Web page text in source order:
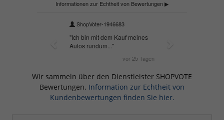
Wir sammeln über den Dienstleister SHOPVOTE
Bewertungen. Information zur Echtheit von
Kundenbewertungen finden Sie hier.